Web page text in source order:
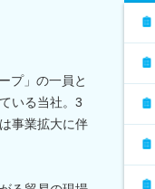
プ」の一員と
いる当社。3
事業拡大に伴